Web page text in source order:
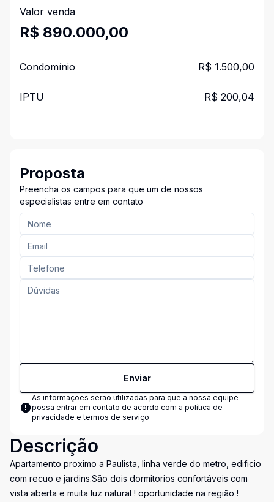
Valor venda
R$ 890.000,00
Condomínio R$ 1.500,00
IPTU R$ 200,04
Proposta
Preencha os campos para que um de nossos
especialistas entre em contato
Enviar
As informações serão utilizadas para que a nossa equipe
possa entrar em contato de acordo com a política de
privacidade e termos de serviço
Descrição
Apartamento proximo a Paulista, linha verde do metro, edificio
com recuo e jardins.São dois dormitorios confortáveis com
vista aberta e muita luz natural ! oportunidade na região !